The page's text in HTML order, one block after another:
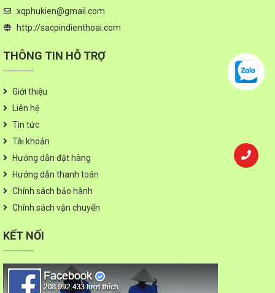
xqphukien@gmail.com
http://sacpindienthoai.com
THÔNG TIN HỖ TRỢ
Giới thiệu
Liên hệ
Tin tức
Tài khoản
Hướng dẫn đặt hàng
Hướng dẫn thanh toán
Chính sách bảo hành
Chính sách vận chuyển
KẾT NỐI